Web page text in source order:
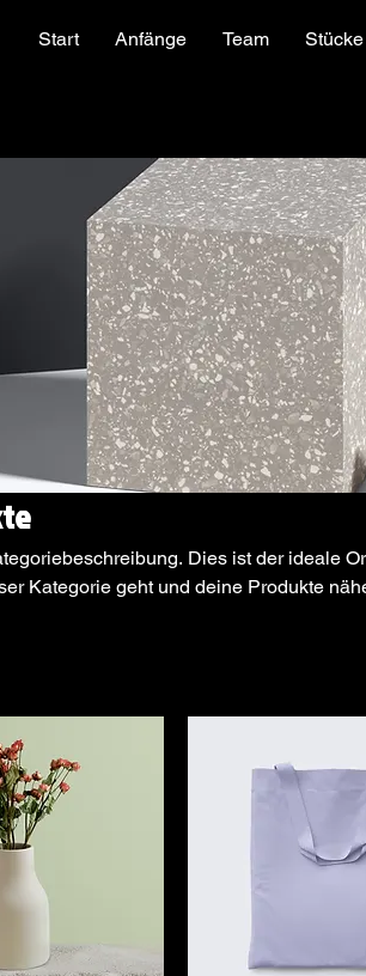
Start Anfänge Team Stücke
Dies ist der ideale
Kategorie geht und deine Produkte